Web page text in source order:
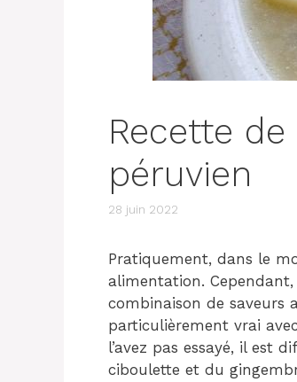
Recette
péruvien
28 juin 2022
Pratiquement, dans le
alimentation.
combinaison de saveurs
particulièrement vrai
l’avez pas essayé, il est
ciboulette et du